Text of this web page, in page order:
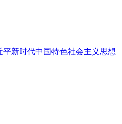
新时代中国特色社会主义思想